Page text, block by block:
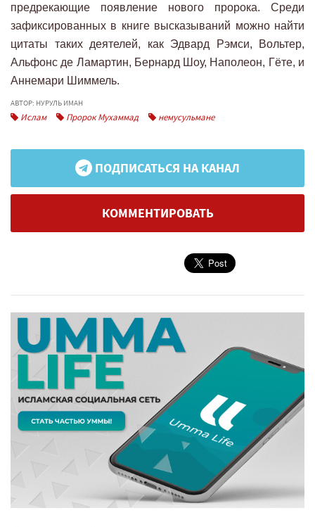
предрекающие появление нового пророка. Среди
зафиксированных в книге высказываний можно найти
цитаты таких деятелей, как Эдвард Рэмси, Вольтер,
Альфонс де Ламартин, Бернард Шоу, Наполеон, Гёте, и
Аннемари Шиммель.
АВТОР: НУРУЛЬ ИМАН
Ислам Пророк Мухаммад немусульмане
ПОДПИСАТЬСЯ НА КАНАЛ
КОММЕНТИРОВАТЬ